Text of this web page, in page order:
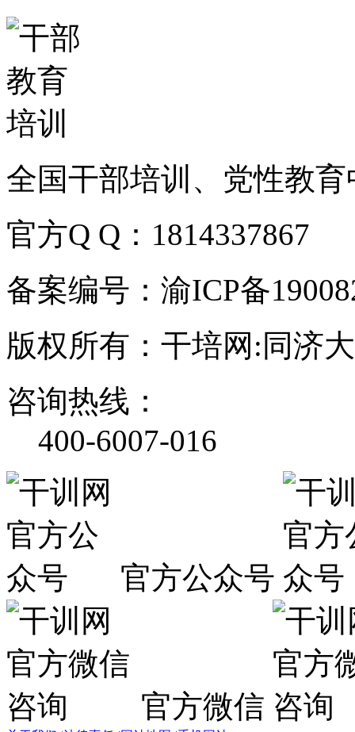
全国干部培训、党性教
官方Q Q：1814337867
备案编号：渝ICP备
版权所有：干培网:同济
咨询热线：
400-6007-016
官方公众号
官方微信